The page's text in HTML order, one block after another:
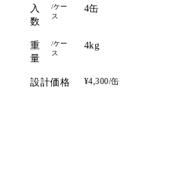
入
数
/ケー
ス
重
量
/ケー
ス
設計価格
4缶
4kg
¥4,300/缶